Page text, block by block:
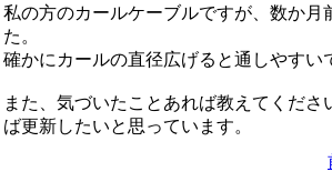
私の方のカールケーブルですが、数か月
た。
確かにカールの直径広げると通しやすい
また、気づいたことあれば教えてくだ
ば更新したいと思っています。